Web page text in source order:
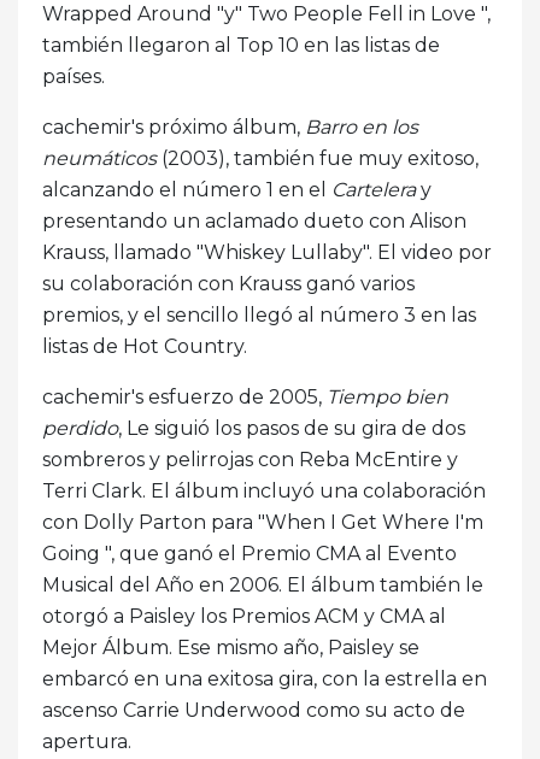
Wrapped Around "y" Two People Fell in Love ",
también llegaron al Top 10 en las listas de
países.
cachemir's próximo álbum, Barro en los
neumáticos(2003), también fue muy exitoso,
alcanzando el número 1 en el
Carteleray
presentando un aclamado dueto con Alison
Krauss, llamado "Whiskey Lullaby". El video por
su colaboración con Krauss ganó varios
premios, y el sencillo llegó al número 3 en las
listas de Hot Country.
cachemir's esfuerzo de 2005, Tiempo bien
perdido, Le siguió los pasos de su gira de dos
sombreros y pelirrojas con Reba McEntire y
Terri Clark. El álbum incluyó una colaboración
con Dolly Parton para "When I Get Where I'm
Going ", que ganó el Premio CMA al Evento
Musical del Año en 2006. El álbum también le
otorgó a Paisley los Premios ACM y CMA al
Mejor Álbum. Ese mismo año, Paisley se
embarcó en una exitosa gira, con la estrella en
ascenso Carrie Underwood como su acto de
apertura.